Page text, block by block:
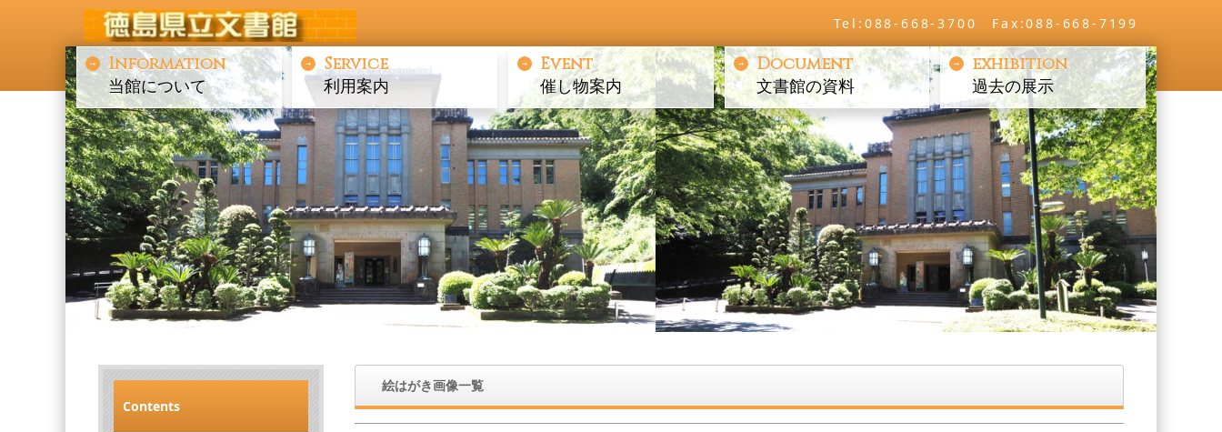
Tel:088-668-3700 Fax:088-668-7199
Information
当館について
Service
利用案内
Event
催し物案内
Document
文書館の資料
exhibition
過去の展示
絵はがき画像一覧
Contents